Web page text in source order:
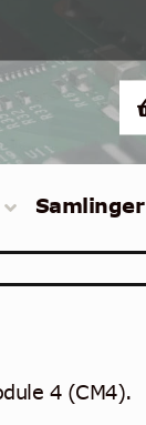
Samlinger
4 (CM4).